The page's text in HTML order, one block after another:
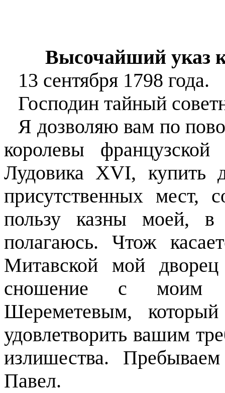
Высочайший указ
13 сентября 1798 года.
Господин тайный
Я дозволяю вам по
королевы
ЛудовикаXVI, купить
присутственных мест,
пользу казны моей,
полагаюсь. Чтож
Митавской мой
сношение с моим
Шереметевым,
удовлетворить вашим
излишества.
Павел.